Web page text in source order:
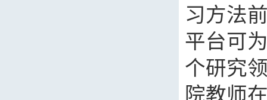
习方法
平台可
个研究
院教师